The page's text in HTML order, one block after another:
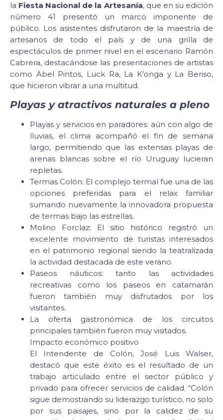
la Fiesta Nacional de la Artesanía, que en su edición
número 41 presentó un marco imponente de
público. Los asistentes disfrutaron de la maestría de
artesanos de todo el país y de una grilla de
espectáculos de primer nivel en el escenario Ramón
Cabrera, destacándose las presentaciones de artistas
como Abel Pintos, Luck Ra, La K’onga y La Beriso,
que hicieron vibrar a una multitud.
Playas y atractivos naturales a pleno
Playas y servicios en paradores: aún con algo de
lluvias, el clima acompañó el fin de semana
largo, permitiendo que las extensas playas de
arenas blancas sobre el río Uruguay lucieran
repletas.
Termas Colón: El complejo termal fue una de las
opciones preferidas para el relax familiar
sumando nuevamente la innovadora propuesta
de termas bajo las estrellas.
Molino Forclaz: El sitio histórico registró un
excelente movimiento de turistas interesados
en el patrimonio regional siendo la teatralizada
la actividad destacada de este verano.
Paseos náuticos: tanto las actividades
recreativas como los paseos en catamarán
fueron también muy disfrutados por los
visitantes.
La oferta gastronómica de los circuitos
principales también fueron muy visitados.
Impacto económico positivo
El Intendente de Colón, José Luis Walser,
destacó que este éxito es el resultado de un
trabajo articulado entre el sector público y
privado para ofrecer servicios de calidad. “Colón
sigue demostrando su liderazgo turístico, no solo
por sus paisajes, sino por la calidez de su